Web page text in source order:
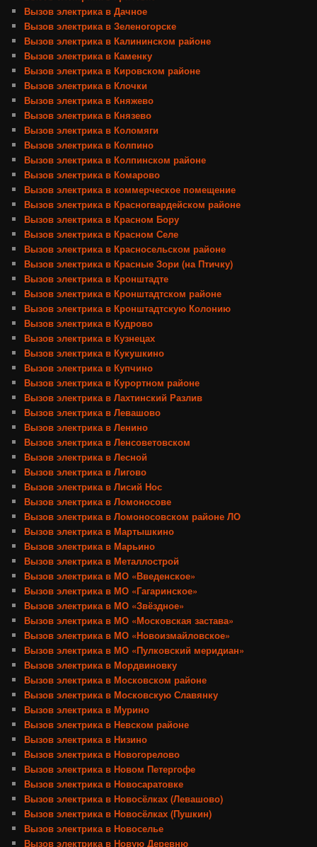
Вызов электрика в Дачное
Вызов электрика в Зеленогорске
Вызов электрика в Калининском районе
Вызов электрика в Каменку
Вызов электрика в Кировском районе
Вызов электрика в Клочки
Вызов электрика в Княжево
Вызов электрика в Князево
Вызов электрика в Коломяги
Вызов электрика в Колпино
Вызов электрика в Колпинском районе
Вызов электрика в Комарово
Вызов электрика в коммерческое помещение
Вызов электрика в Красногвардейском районе
Вызов электрика в Красном Бору
Вызов электрика в Красном Селе
Вызов электрика в Красносельском районе
Вызов электрика в Красные Зори (на Птичку)
Вызов электрика в Кронштадте
Вызов электрика в Кронштадтском районе
Вызов электрика в Кронштадтскую Колонию
Вызов электрика в Кудрово
Вызов электрика в Кузнецах
Вызов электрика в Кукушкино
Вызов электрика в Купчино
Вызов электрика в Курортном районе
Вызов электрика в Лахтинский Разлив
Вызов электрика в Левашово
Вызов электрика в Ленино
Вызов электрика в Ленсоветовском
Вызов электрика в Лесной
Вызов электрика в Лигово
Вызов электрика в Лисий Нос
Вызов электрика в Ломоносове
Вызов электрика в Ломоносовском районе ЛО
Вызов электрика в Мартышкино
Вызов электрика в Марьино
Вызов электрика в Металлострой
Вызов электрика в МО «Введенское»
Вызов электрика в МО «Гагаринское»
Вызов электрика в МО «Звёздное»
Вызов электрика в МО «Московская застава»
Вызов электрика в МО «Новоизмайловское»
Вызов электрика в МО «Пулковский меридиан»
Вызов электрика в Мордвиновку
Вызов электрика в Московском районе
Вызов электрика в Московскую Славянку
Вызов электрика в Мурино
Вызов электрика в Невском районе
Вызов электрика в Низино
Вызов электрика в Новогорелово
Вызов электрика в Новом Петергофе
Вызов электрика в Новосаратовке
Вызов электрика в Новосёлках (Левашово)
Вызов электрика в Новосёлках (Пушкин)
Вызов электрика в Новоселье
Вызов электрика в Новую Деревню